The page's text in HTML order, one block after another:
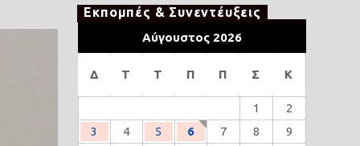
Εκπομπές & Συνεντέυξεις
Αύγουστος 2026
Δ Τ Τ Π Π Σ Κ
1
2
3
4 5 6 7 8
9